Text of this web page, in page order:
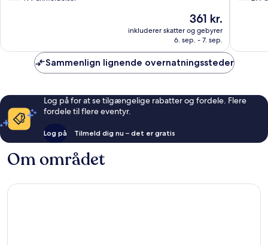
anmeldelser
Prisen
361 kr.
361 kr.
inkluderer skatter og gebyrer
6. sep. - 7. sep.
Sammenlign lignende overnatningssteder
Log på for at se tilgængelige rabatter og fordele. Flere
fordele til flere eventyr.
Log på Tilmeld dig nu – det er gratis
Om området